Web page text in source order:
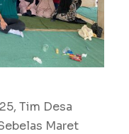
Tim Desa
Maret